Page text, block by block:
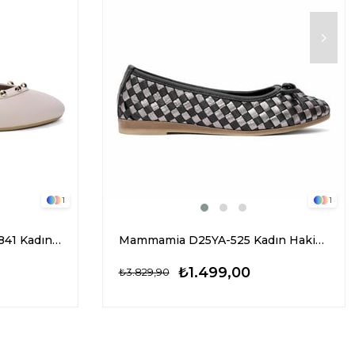
1
Miss Park Moda PM567 K841 Kadın Babet Bej
1
Mammamia D25YA-525 Kadın Hakiki Deri Babet Siyah
₺1.499,00
₺3.829,90